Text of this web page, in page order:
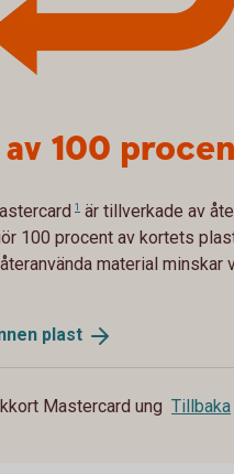
100
1
är tillverkade av
100 procent av kortets
material minskar
plast
Mastercard ung Tillbaka